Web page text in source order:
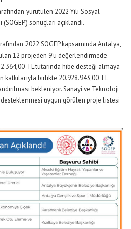
yürütülen 2022 Yılı Sosyal
sonuçları açıklandı.
2022 SOGEP kapsamında Antalya,
12 projeden 9’u değerlendirmede
TL tutarında hibe desteği almaya
katkılarıyla birlikte 20.928.943,00 TL
bekleniyor. Sanayi ve Teknoloji
desteklenmesi uygun görülen proje listesi